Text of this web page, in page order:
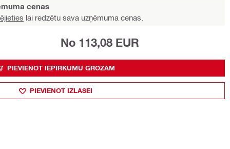
cenas
lai redzētu sava uzņēmuma cenas.
No 113,08 EUR
PIEVIENOT IEPIRKUMU GROZAM
PIEVIENOT IZLASEI